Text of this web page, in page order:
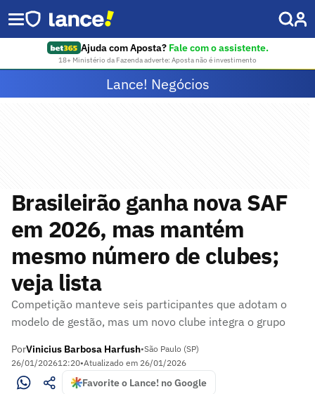
Ajuda com Aposta? Fale com o assistente.
18+ Ministério da Fazenda adverte: Aposta não é investimento
Lance! Negócios
Brasileirão ganha nova SAF
em 2026, mas mantém
mesmo número de clubes;
veja lista
Competição manteve seis participantes que adotam o
modelo de gestão, mas um novo clube integra o grupo
PorVinicius Barbosa Harfush•São Paulo (SP)
26/01/202612:20•Atualizado em 26/01/2026
Favorite o Lance! no Google